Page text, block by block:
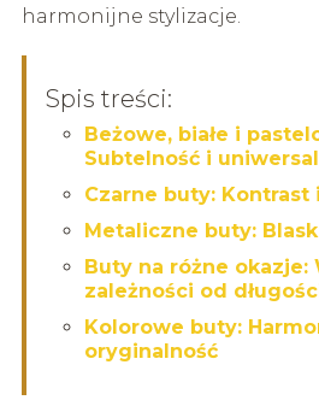
harmonijne stylizacje.
Spis treści:
Beżowe, białe i
Subtelność i
Czarne buty: Kontrast
Metaliczne buty:
Buty na różne okazje:
zależności od
Kolorowe buty:
oryginalność